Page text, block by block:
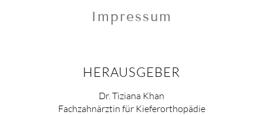
Impressum
HERAUSGEBER
Dr. Tiziana Khan
Fachzahnärztin für Kieferorthopädie